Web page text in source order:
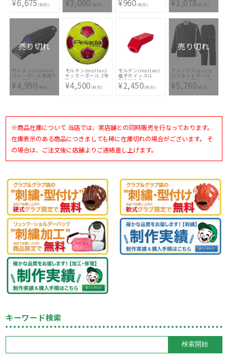
¥6,675 (税別) トボール 5号球
B5C3790-AS
¥3,060(税別) BN1000-463
¥960(税別) 個セット BN2094-
116
¥1,078(税別)
売り切れ
モルテン(molten)
バレーボール専用ホ
イッスル ディーボ
RA0100-K
¥4,950(税別)
モルテン(molten)
サッカーボール 3号
球 ペレーダ トレー
ニング F3K9200-
YR
¥4,500(税別)
モルテン(molten)
電子ホイッスル
RA0010-R
¥2,450(税別)
売り切れ
アシックス(asics)
バスケットボール
ウォームアップ ジ
ャケット・パンツ上
下セット XBT161-
XBT261-9011
¥5,760(税別)
※商品在庫について 当店では、実店舗との同時販売を行なっております。
在庫表示のある商品につきましても稀に在庫切れの場合がございます。 そ
の場合は、ご注文後に店舗よりご連絡差し上げます。
キーワード検索